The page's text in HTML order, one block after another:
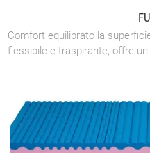
Comfort equilibrato la
flessibile e traspirante, offre